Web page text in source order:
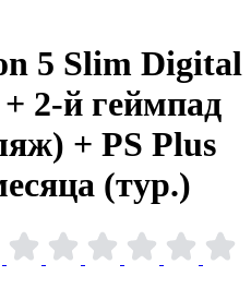
5 Slim Digital
2-й геймпад
+ PS Plus
(тур.)